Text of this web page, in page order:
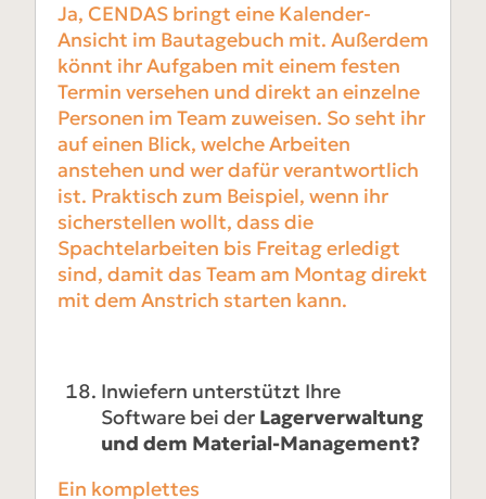
Ja, CENDAS bringt eine Kalender-
Ansicht im Bautagebuch mit. Außerdem
könnt ihr Aufgaben mit einem festen
Termin versehen und direkt an einzelne
Personen im Team zuweisen. So seht ihr
auf einen Blick, welche Arbeiten
anstehen und wer dafür verantwortlich
ist. Praktisch zum Beispiel, wenn ihr
sicherstellen wollt, dass die
Spachtelarbeiten bis Freitag erledigt
sind, damit das Team am Montag direkt
mit dem Anstrich starten kann.
Inwiefern unterstützt Ihre
Software bei der Lagerverwaltung
und dem Material-Management?
Ein komplettes